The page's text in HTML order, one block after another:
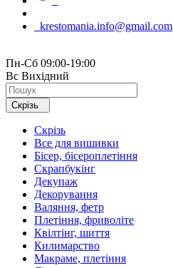
krestomania.info@gmail.com
Пн-Сб 09:00-19:00
Вс Вихідний
Скрізь
Скрізь
Все для вишивки
Бісер, бісероплетіння
Скрапбукінг
Декупаж
Декорування
Валяння, фетр
Плетіння, фриволіте
Квілтінг, шиття
Килимарство
Макраме, плетіння